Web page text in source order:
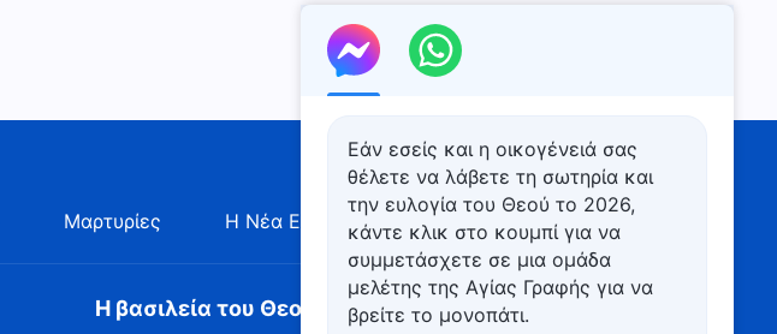
6:25
Καθημερινά λόγια του Θεού:
Είσοδος στη ζωή |
Απόσπασμα 536
14:24
Καθημερινά λόγια του Θεού:
Είσοδος στη ζωή |
Απόσπασμα 537
Καθημερινά λόγια του Θεού:
Είσοδος στη ζωή |
Απόσπασμα 538
Μαρτυρίες Η Νέα Εποχή Έκθεση εικόνων Προφίλ
Η βασιλεία του Θεού κατέρχεται
Εάν εσείς και η οικογένειά σας
θέλετε να λάβετε τη σωτηρία και
την ευλογία του Θεού το 2026,
κάντε κλικ στο κουμπί για να
συμμετάσχετε σε μια ομάδα
μελέτης της Αγίας Γραφής για να
βρείτε το μονοπάτι.